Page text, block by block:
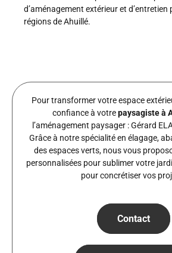
d’aménagement extérieur et d’entretien
régions de Ahuillé.
Pour transformer votre espace
confiance à votrepaysagiste à
l’aménagement paysager : Gérard
Grâce à notre spécialité en élagage,
des espaces verts, nous vous
personnalisées pour sublimer votre
pour concrétiser vos
Contact